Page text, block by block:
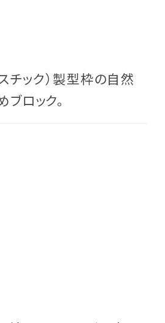
チック）製型枠の自然
ロック。